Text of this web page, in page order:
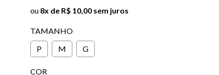
ou 8x de R$ 10,00 sem juros
TAMANHO
P
M G
COR